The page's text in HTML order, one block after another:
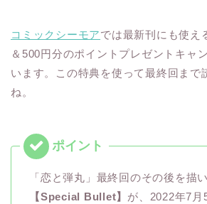
コミックシーモアでは最新刊にも使え
＆500円分のポイントプレゼントキャ
います。この特典を使って最終回まで
ね。
「恋と弾丸」最終回のその後を描
【Special Bullet】 が、2022年7月